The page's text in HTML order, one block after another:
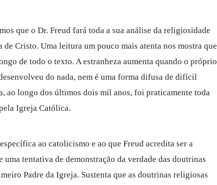
que o Dr. Freud fará toda a sua análise da religiosidade
Cristo. Uma leitura um pouco mais atenta nos mostra que
de todo o texto. A estranheza aumenta quando o próprio
do nada, nem é uma forma difusa de difícil
ao longo dos últimos dois mil anos, foi praticamente toda
Igreja Católica.
ao catolicismo e ao que Freud acredita ser a
tentativa de demonstração da verdade das doutrinas
Padre da Igreja. Sustenta que as doutrinas religiosas